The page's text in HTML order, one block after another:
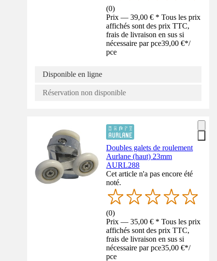
(0)
Prix — 39,00 € * Tous les prix
affichés sont des prix TTC,
frais de livraison en sus si
nécessaire par pce39,00 €*/
pce
Disponible en ligne
Réservation non disponible
Doubles galets de roulement
Aurlane (haut) 23mm
AURL288
Cet article n'a pas encore été
noté.
(0)
Prix — 35,00 € * Tous les prix
affichés sont des prix TTC,
frais de livraison en sus si
nécessaire par pce35,00 €*/
pce